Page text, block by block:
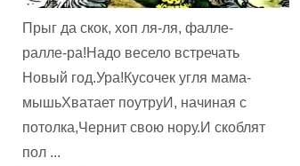
Прыг да скок, хоп ля-ля, фалле-
ралле-ра!Надо весело встречать
Новый год.Ура!Кусочек угля мама-
мышьХватает поутруИ, начиная с
потолка,Чернит свою нору.И скоблят
пол ...